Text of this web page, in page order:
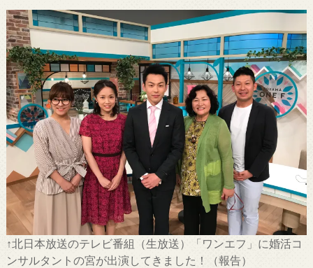
↑北日本放送のテレビ番組（生放送）「ワンエフ」に婚活コ
ンサルタントの宮が出演してきました！（報告）